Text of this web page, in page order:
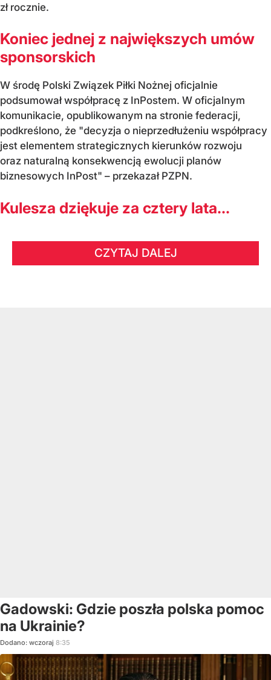
zł rocznie.
Koniec jednej z największych umów
sponsorskich
W środę Polski Związek Piłki Nożnej oficjalnie
podsumował współpracę z InPostem. W oficjalnym
komunikacie, opublikowanym na stronie federacji,
podkreślono, że "decyzja o nieprzedłużeniu współpracy
jest elementem strategicznych kierunków rozwoju
oraz naturalną konsekwencją ewolucji planów
biznesowych InPost" – przekazał PZPN.
Kulesza dziękuje za cztery lata...
CZYTAJ DALEJ
Gadowski: Gdzie poszła polska pomoc
na Ukrainie?
Dodano: wczoraj 8:35